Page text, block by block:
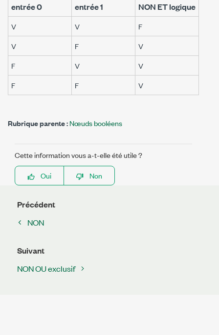
entrée 0 entrée 1 NON ET logique
V V
F
V
F
V
F
V
V
F
F V
Rubrique parente :Nœuds booléens
Cette information vous a-t-elle été utile ?
Oui
Non
Précédent
NON
Suivant
NON OU exclusif